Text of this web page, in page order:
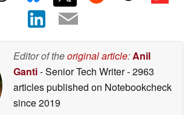
Editor of theoriginal article: Anil
Ganti- Senior Tech Writer- 2963
articles published on Notebookcheck
since 2019